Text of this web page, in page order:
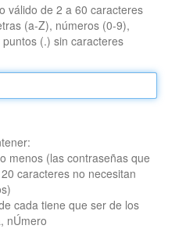
válido de 2 a 60 caracteres
(a-Z), números (0-9),
(.) sin caracteres
menos (las contraseñas que
caracteres no necesitan
cada tiene que ser de los
nÚmero